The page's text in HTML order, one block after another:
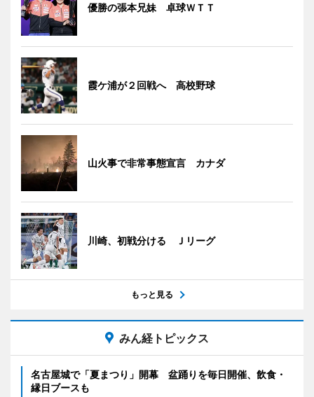
優勝の張本兄妹 卓球ＷＴＴ
霞ケ浦が２回戦へ 高校野球
山火事で非常事態宣言 カナダ
川崎、初戦分ける Ｊリーグ
もっと見る
みん経トピックス
名古屋城で「夏まつり」開幕 盆踊りを毎日開催、飲食・
縁日ブースも